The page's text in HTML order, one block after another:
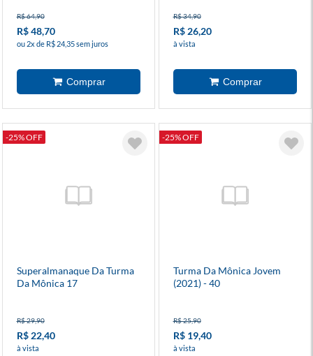
R$ 64,90
R$ 48,70
ou 2x de R$ 24,35 sem juros
R$ 34,90
R$ 26,20
à vista
-25% OFF
Superalmanaque Da Turma
Da Mônica 17
R$ 29,90
R$ 22,40
à vista
-25% OFF
Turma Da Mônica Jovem
(2021) - 40
R$ 25,90
R$ 19,40
à vista